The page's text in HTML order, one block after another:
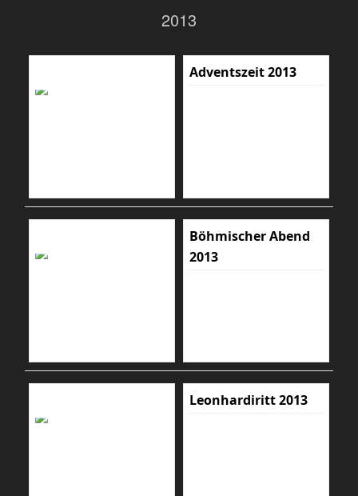
2013
Adventszeit 2013
Böhmischer Abend
2013
Leonhardiritt 2013